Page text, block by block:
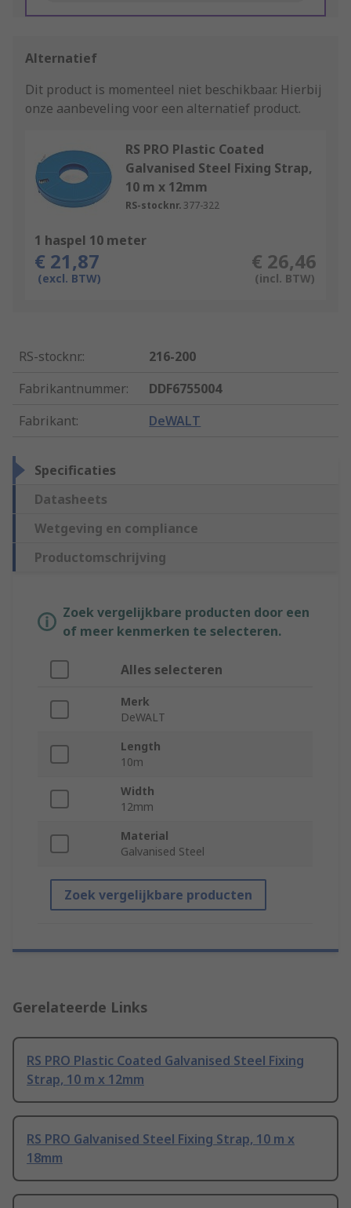
Alternatief
Dit product is momenteel niet beschikbaar. Hierbij
onze aanbeveling voor een alternatief product.
RS PRO Plastic Coated
Galvanised Steel Fixing Strap,
10 m x 12mm
RS-stocknr. 377-322
1 haspel 10 meter
€ 21,87
(excl. BTW)
€ 26,46
(incl. BTW)
RS-stocknr.:
216-200
Fabrikantnummer:
DDF6755004
Fabrikant: DeWALT
Specificaties
Datasheets
Wetgeving en compliance
Productomschrijving
Zoek vergelijkbare producten door een
of meer kenmerken te selecteren.
Alles selecteren
Merk
DeWALT
Length
10m
Width
12mm
Material
Galvanised Steel
Zoek vergelijkbare producten
Gerelateerde Links
RS PRO Plastic Coated Galvanised Steel Fixing
Strap, 10 m x 12mm
RS PRO Galvanised Steel Fixing Strap, 10 m x
18mm